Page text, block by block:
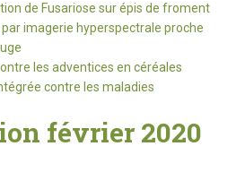
de Fusariose sur épis de froment
par imagerie hyperspectrale proche
les adventices en céréales
contre les maladies
février 2020